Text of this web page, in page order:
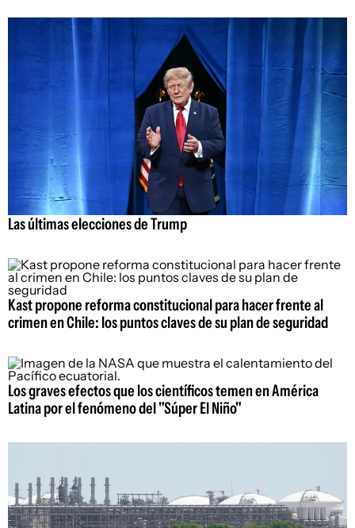
Las últimas elecciones de Trump
Kast propone reforma constitucional para hacer frente al
crimen en Chile: los puntos claves de su plan de seguridad
Los graves efectos que los científicos temen en América
Latina por el fenómeno del "Súper El Niño"